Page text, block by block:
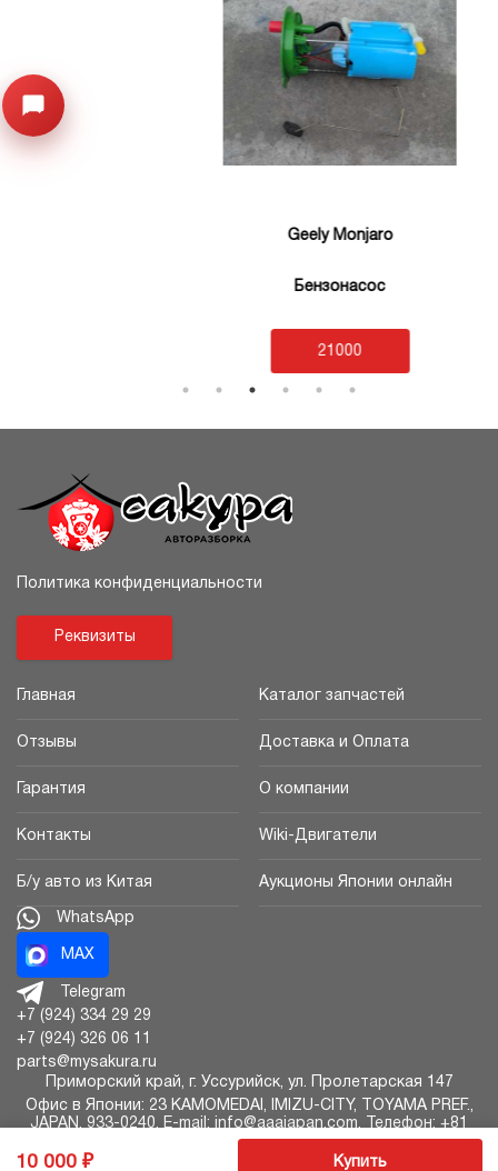
10 000 Купить
Открыть меню
Geely Monjaro
Политика конфиденциальности
Реквизиты
Главная Каталог запчастей
Отзывы Доставка и Оплата
Гарантия О компании
Контакты Wiki-Двигатели
Б/у авто из Китая Аукционы Японии онлайн
WhatsApp
MAX
Telegram
+7 (924) 334 29 29
+7 (924) 326 06 11
parts@mysakura.ru
Приморский край, г. Уссурийск, ул. Пролетарская 147
Офис в Японии: 23 KAMOMEDAI, IMIZU-CITY, TOYAMA PREF.,
JAPAN, 933-0240, E-mail: info@aaajapan.com, Телефон: +81
766-73-2901
Авторазборка Сакура